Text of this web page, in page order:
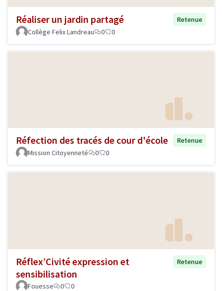
Réaliser un jardin partagé
Retenue
Collège Felix Landreau
0 0
Réfection des tracés de cour d'école
Retenue
Mission Citoyenneté
0 0
Réflex’Civité expression et
sensibilisation
Retenue
Fouesse 0 0